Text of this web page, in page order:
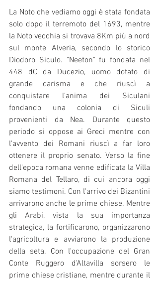
La Noto che vediamo oggi è stata fondata
solo dopo il terremoto del 1693, mentre
la Noto vecchia si trovava 8Km più a nord
sul monte Alveria, secondo lo storico
Diodoro Siculo. "Neeton" fu fondata nel
448 dC da Ducezio, uomo dotato di
grande carisma e che riuscì a
conquistare l'anima dei Siculani
fondando una colonia di Siculi
provenienti da Nea. Durante questo
periodo si oppose ai Greci mentre con
l'avvento dei Romani riuscì a far loro
ottenere il proprio senato. Verso la fine
dell'epoca romana venne edificata la Villa
Romana del Tellaro, di cui ancora oggi
siamo testimoni. Con l'arrivo dei Bizantini
arrivarono anche le prime chiese. Mentre
gli Arabi, vista la sua importanza
strategica, la fortificarono, organizzarono
l'agricoltura e avviarono la produzione
della seta. Con l'occupazione del Gran
Conte Ruggero d'Altavilla sorsero le
prime chiese cristiane, mentre durante il